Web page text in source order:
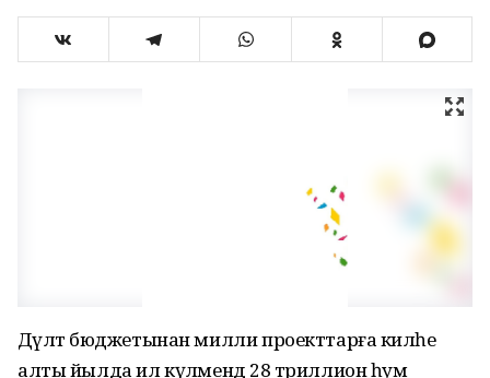
Дәүләт бюджетынан милли проекттарға киләһе
алты йылда ил күләмендә 28 триллион һум